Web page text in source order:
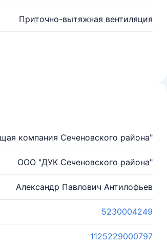
Приточно-вытяжная вентиляция
компания Сеченовского района"
ООО "ДУК Сеченовского района"
Александр Павлович Антилофьев
5230004249
1125229000797